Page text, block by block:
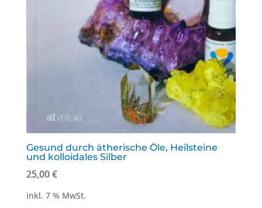
Gesund durch ätherische Öle, Heilsteine
und kolloidales Silber
25,00€
inkl. 7 % MwSt.